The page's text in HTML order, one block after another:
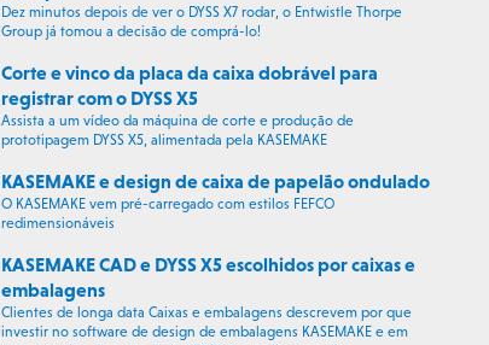
Dez minutos depois de ver o DYSS X7 rodar, o Entwistle Thorpe
Group já tomou a decisão de comprá-lo!
Corte e vinco da placa da caixa dobrável para
registrar com o DYSS X5
Assista a um vídeo da máquina de corte e produção de
prototipagem DYSS X5, alimentada pela KASEMAKE
KASEMAKE e design de caixa de papelão ondulado
O KASEMAKE vem pré-carregado com estilos FEFCO
redimensionáveis
KASEMAKE CAD e DYSS X5 escolhidos por caixas e
embalagens
Clientes de longa data Caixas e embalagens descrevem por que
investir no software de design de embalagens KASEMAKE e em